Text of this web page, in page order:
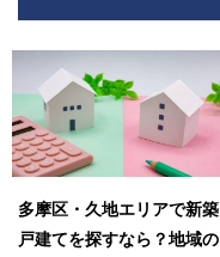
多摩区・久地エリアで新築
戸建てを探すなら？地域の